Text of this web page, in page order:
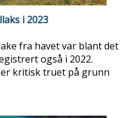
i 2023
fra havet var blant det
også i 2022.
kritisk truet på grunn